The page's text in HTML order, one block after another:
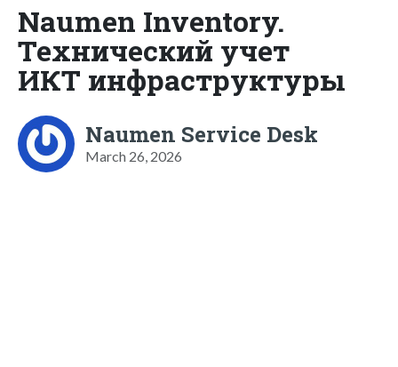
Naumen Inventory.
Технический учет
ИКТ инфраструктуры
Naumen Service Desk
March 26, 2026